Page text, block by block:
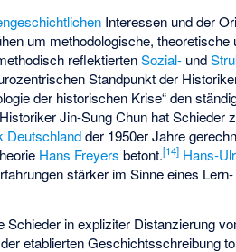
Interessen und der
um methodologische,
reflektiertenSozial- und
Standpunkt der
der historischen Krise“ den
Jin-Sung Chun hat
Deutschlandder 1950er Jahre
Hans Freyers betont.[14] Hans-
stärker im Sinne eines
Schieder in expliziter Distanzierung
etablierten Geschichtsschreibung